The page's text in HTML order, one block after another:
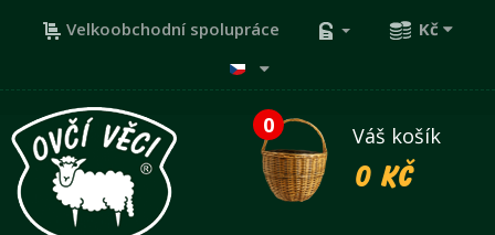
Velkoobchodní spolupráce Kč
0
Váš košík
0 Kč